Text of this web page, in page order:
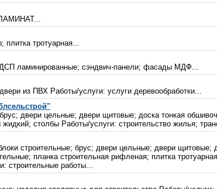
плитка тротуарная...
ДСП ламинированные; сэндвич-панели; фасады МДФ...
из ПВХ Работы/услуги: услуги деревообработки...
двери цельные; двери щитовые; доска тонкая
жидкий; столбы Работы/услуги: строительство жилья;
строительные; брус; двери цельные; двери
планка строительная рифленая; плитка
строительные работы...